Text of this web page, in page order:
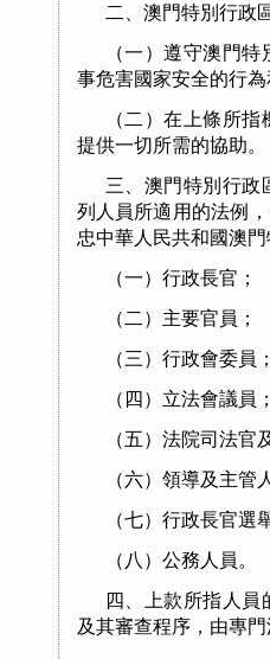
二、澳門特別行政
（一）遵守澳門
事危害國家安全的行
（二）在上條所
提供一切所需的協助。
三、澳門特別行政
列人員所適用的法例
忠中華人民共和國澳
（一）行政長官；
（二）主要官員；
（三）行政會委員
（四）立法會議員
（五）法院司法官
（六）領導及主管
（七）行政長官選
（八）公務人員。
四、上款所指人
及其審查程序，由專